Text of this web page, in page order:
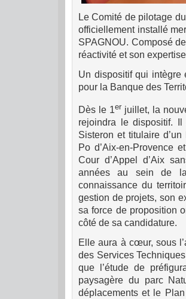
Le Comité de pilotage
officiellement installé
SPAGNOU. Composé
réactivité et son
Un dispositif qui intègre
pour la Banque des
Dès le 1er juillet, la
rejoindra le dispositif. Il
Sisteron et titulaire
Po d’Aix-en-Provence
Cour d’Appel d’Aix
années au sein de la
connaissance du
gestion de projets, son
sa force de proposition
côté de sa candidature.
Elle aura à cœur, sous
des Services
que l’étude de
paysagère du parc
déplacements et le